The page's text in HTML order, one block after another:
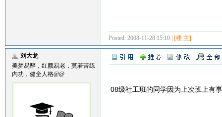
Posted: 2008-11-28 15:10 | [楼 主]
刘大龙
美梦易醉，红颜易老，莫若苦练
内功，健全人格@@
08级社工班的同学因为上次班上有